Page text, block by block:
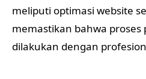
meliputi optimasi website
memastikan bahwa
dilakukan dengan